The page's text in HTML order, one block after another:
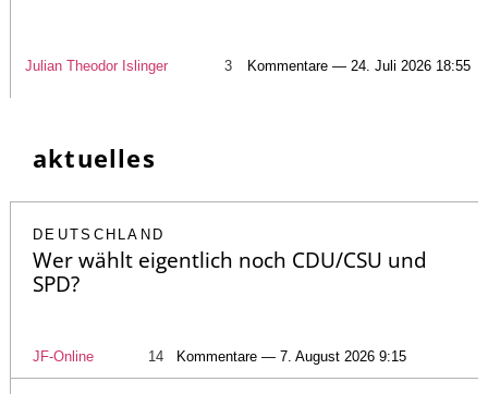
Julian Theodor Islinger 3 Kommentare — 24. Juli 2026 18:55
aktuelles
DEUTSCHLAND
Wer wählt eigentlich noch CDU/CSU und
SPD?
JF-Online 14 Kommentare — 7. August 2026 9:15